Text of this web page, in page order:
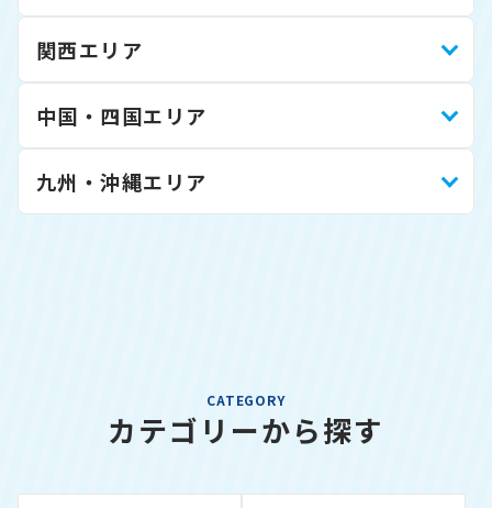
関西エリア
中国・四国エリア
九州・沖縄エリア
CATEGORY
カテゴリーから探す